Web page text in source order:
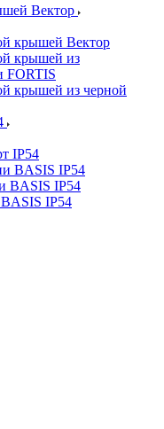
Вектор
крышей Вектор
крышей из
FORTIS
крышей из черной
IP54
BASIS IP54
BASIS IP54
IP54